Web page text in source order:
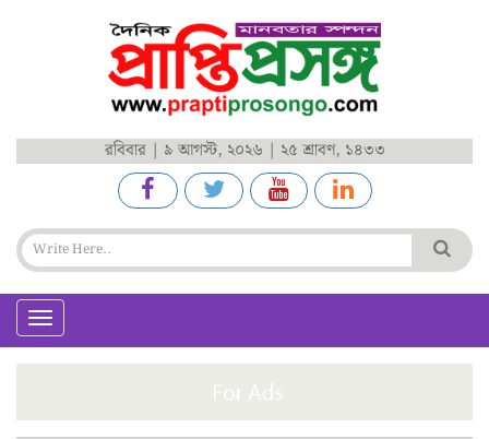
রবিবার | ৯ আগস্ট, ২০২৬ | ২৫ শ্রাবণ, ১৪৩৩
Toggle
navigation